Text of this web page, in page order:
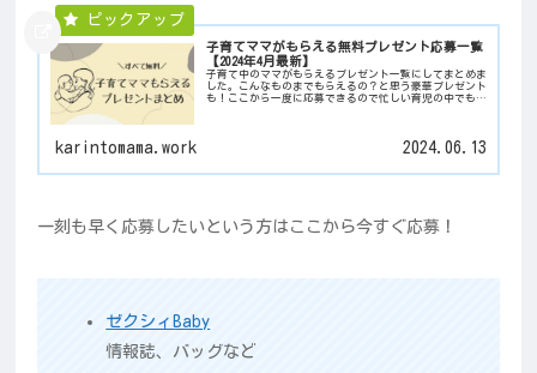
子育てママがもらえる無料プレゼント応募一覧
【2024年4月最新】
子育て中のママがもらえるプレゼント一覧にしてまとめま
した。こんなものまでもらえるの？と思う豪華プレゼント
も！ここから一度に応募できるので忙しい育児の中でもラ
karintomama.work 2024.06.13
一刻も早く応募したいという方はここから今すぐ応募！
ゼクシィBaby
情報誌、バッグなど